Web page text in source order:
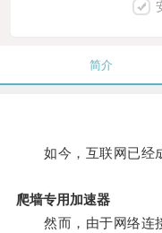
简介
如今，互联网已经成
爬墙专用加速器
然而，由于网络连接